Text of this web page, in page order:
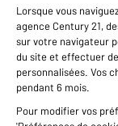
International
Nous contacter